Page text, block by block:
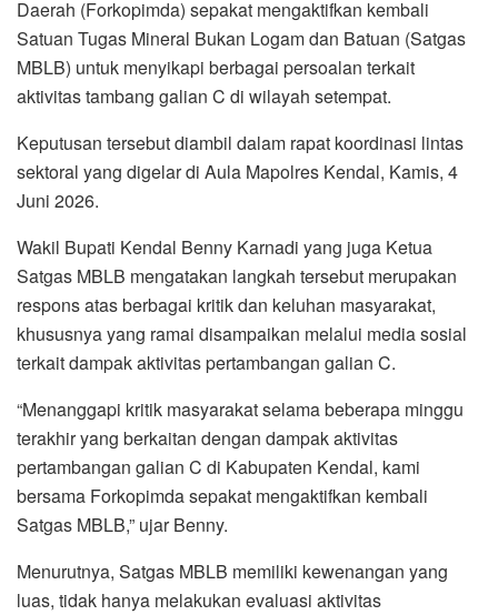
Daerah (Forkopimda) sepakat mengaktifkan kembali
Satuan Tugas Mineral Bukan Logam dan Batuan (Satgas
MBLB) untuk menyikapi berbagai persoalan terkait
aktivitas tambang galian C di wilayah setempat.
Keputusan tersebut diambil dalam rapat koordinasi lintas
sektoral yang digelar di Aula Mapolres Kendal, Kamis, 4
Juni 2026.
Wakil Bupati Kendal Benny Karnadi yang juga Ketua
Satgas MBLB mengatakan langkah tersebut merupakan
respons atas berbagai kritik dan keluhan masyarakat,
khususnya yang ramai disampaikan melalui media sosial
terkait dampak aktivitas pertambangan galian C.
“Menanggapi kritik masyarakat selama beberapa minggu
terakhir yang berkaitan dengan dampak aktivitas
pertambangan galian C di Kabupaten Kendal, kami
bersama Forkopimda sepakat mengaktifkan kembali
Satgas MBLB,” ujar Benny.
Menurutnya, Satgas MBLB memiliki kewenangan yang
luas, tidak hanya melakukan evaluasi aktivitas